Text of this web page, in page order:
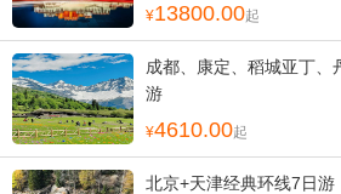
13800.00起
成都、康定、稻城亚丁、
游
4610.00起
北京+天津经典环线7日